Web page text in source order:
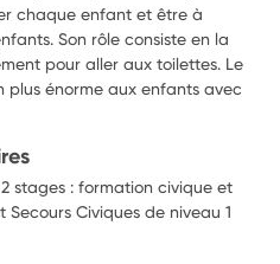
chaque enfant et être à
Son rôle consiste en la
pour aller aux toilettes. Le
énorme aux enfants avec
stages : formation civique et
Secours Civiques de niveau 1